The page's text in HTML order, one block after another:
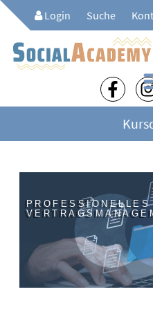
Login Suche
PROFESSIONELLES